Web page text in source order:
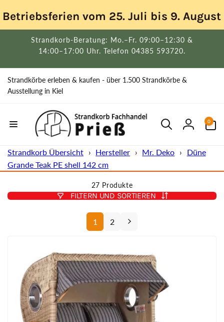
zum
Inhalt
Betriebsferien vom 25. Juli bis 9.
Strandkorb-Beratung: Mo.–Fr. 09:00–12:30 &
14:00–17:00 Uhr. Telefon 04385 593720.
Strandkörbe erleben & kaufen - über 1.500 Strandkörbe &
Ausstellung in Kiel
Einloggen
0
Artikel
Strandkorb Übersicht › Hersteller › Mr. Deko ›
Düne
Grande Teak PE shell 142 cm
27 Produkte
FILTERN UND SORTIEREN
1 2